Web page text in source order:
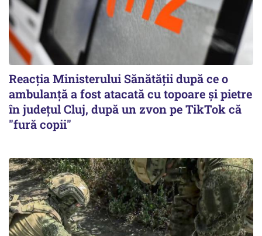
Reacția Ministerului Sănătății după ce o
ambulanță a fost atacată cu topoare și pietre
în județul Cluj, după un zvon pe TikTok că
"fură copii"